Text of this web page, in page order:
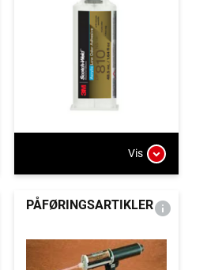
Vis
PÅFØRINGSARTIKLER